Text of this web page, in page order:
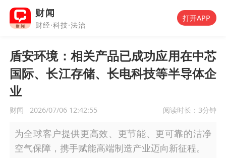
财闻
财经·科技·法治
打开APP
盾安环境：相关产品已成功应用在中芯
国际、长江存储、长电科技等半导体企
业
财闻 2026/07/06 12:42:55 阅读时长： 3分钟
为全球客户提供更高效、更节能、更可靠的洁净
空气保障，携手赋能高端制造产业迈向新征程。